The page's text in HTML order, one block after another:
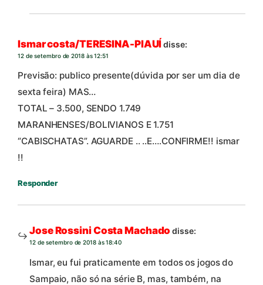
Ismar costa/TERESINA-PIAUÍdisse:
12 de setembro de 2018 às 12:51
Previsão: publico presente(dúvida por ser um dia de
sexta feira) MAS…
TOTAL – 3.500, SENDO 1.749
MARANHENSES/BOLIVIANOS E 1.751
“CABISCHATAS”. AGUARDE .. ..E….CONFIRME!! ismar
!!
Responder
Jose Rossini Costa Machado disse:
12 de setembro de 2018 às 18:40
Ismar, eu fui praticamente em todos os jogos do
Sampaio, não só na série B, mas, também, na